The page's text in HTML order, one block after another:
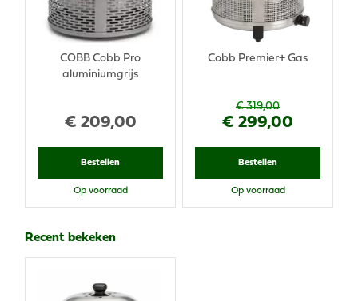
€ 209,00
COBB Cobb Pro
aluminiumgrijs
Bestellen
Op voorraad
€ 319,00
€ 299,00
Cobb Premier+ Gas
Bestellen
Op voorraad
Recent bekeken